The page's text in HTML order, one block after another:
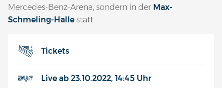
Mercedes-Benz-Arena, sondern in der Max-
Schmeling-Halle statt.
Tickets
Live ab 23.10.2022, 14:45 Uhr